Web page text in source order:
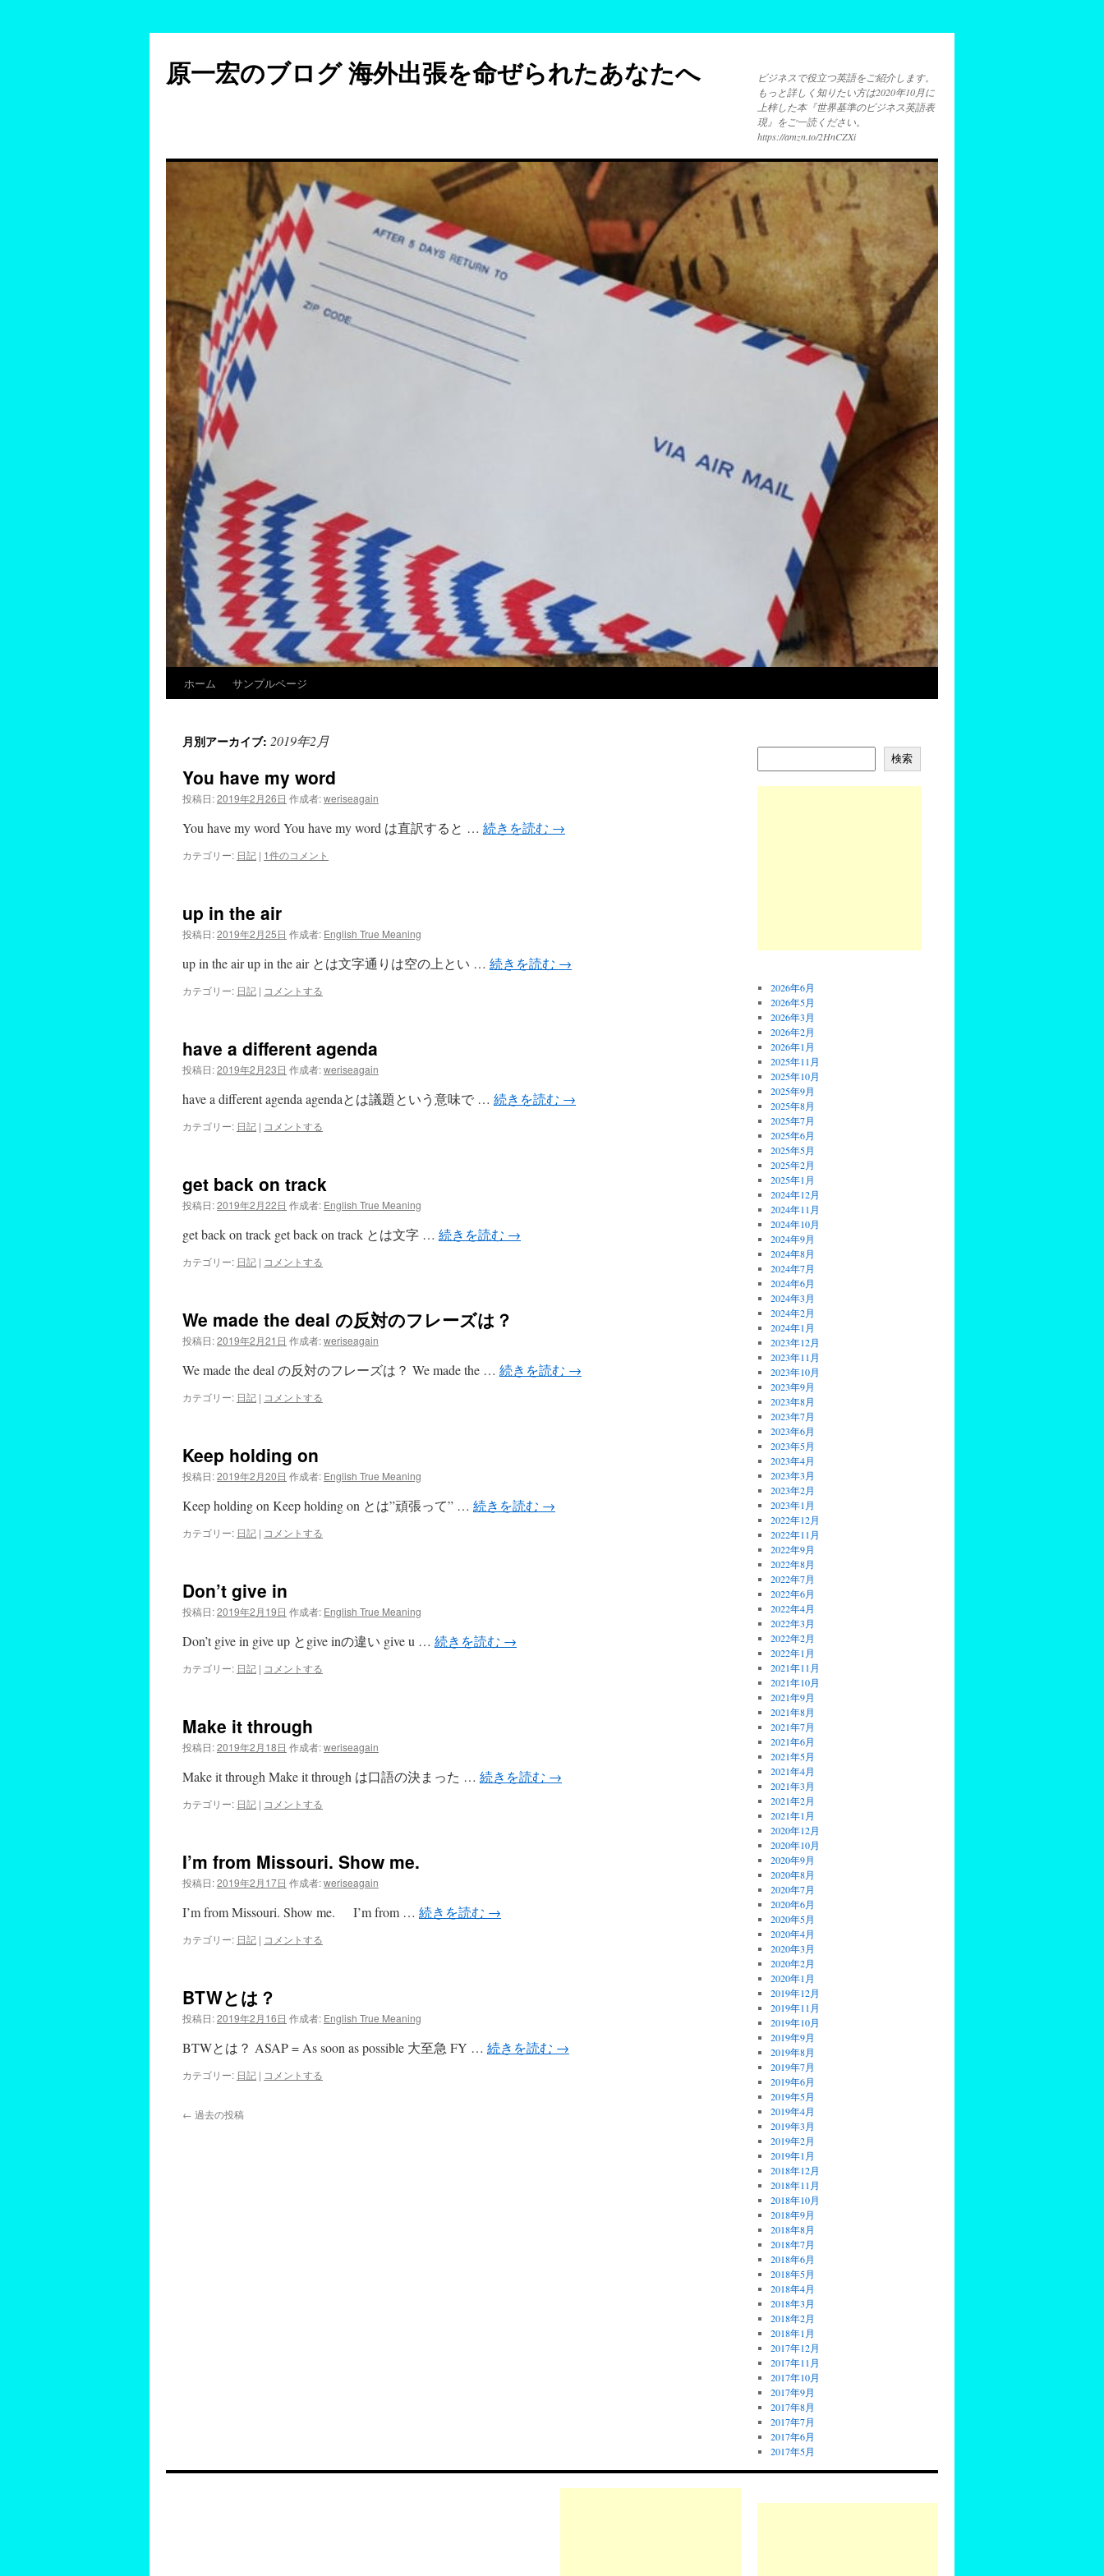
テ
ン
ッ
原一宏のブログ 海外出張を命ぜられたあなたへ
ビジネスで役立つ英語をご紹介します。
もっと詳しく知りたい方は2020年10月に
上梓した本『世界基準のビジネス英語表
現』をご一読ください。
https://amzn.to/2HnCZXi
ホーム サンプルページ
月別アーカイブ: 2019年2月
You have my word
投稿日:2019年2月26日 作成者:weriseagain
You have my word You have my word は直訳すると … 続きを読む →
カテゴリー: 日記 | 1件のコメント
up in the air
投稿日:2019年2月25日 作成者: English True Meaning
up in the air up in the air とは文字通りは空の上とい … 続きを読む →
カテゴリー: 日記 | コメントする
have a different agenda
投稿日:2019年2月23日 作成者:weriseagain
have a different agenda agendaとは議題という意味で … 続きを読む →
カテゴリー: 日記 | コメントする
get back on track
投稿日:2019年2月22日 作成者: English True Meaning
get back on track get back on track とは文字 … 続きを読む →
カテゴリー: 日記 | コメントする
We made the deal の反対のフレーズは？
投稿日:2019年2月21日 作成者:weriseagain
We made the deal の反対のフレーズは？ We made the … 続きを読む →
カテゴリー: 日記 | コメントする
Keep holding on
投稿日:2019年2月20日 作成者: English True Meaning
Keep holding on Keep holding on とは”頑張って” … 続きを読む →
カテゴリー: 日記 | コメントする
Don’t give in
投稿日:2019年2月19日 作成者: English True Meaning
Don’t give in give up とgive inの違い give u … 続きを読む →
カテゴリー: 日記 | コメントする
Make it through
投稿日:2019年2月18日 作成者:weriseagain
Make it through Make it through は口語の決まった … 続きを読む →
カテゴリー: 日記 | コメントする
I’m from Missouri. Show me.
投稿日:2019年2月17日 作成者:weriseagain
I’m from Missouri. Show me. I’m from … 続きを読む →
カテゴリー: 日記 | コメントする
BTWとは？
投稿日:2019年2月16日 作成者: English True Meaning
BTWとは？ ASAP = As soon as possible 大至急 FY … 続きを読む →
カテゴリー: 日記 | コメントする
← 過去の投稿
検索
2026年6月
2026年5月
2026年3月
2026年2月
2026年1月
2025年11月
2025年10月
2025年9月
2025年8月
2025年7月
2025年6月
2025年5月
2025年2月
2025年1月
2024年12月
2024年11月
2024年10月
2024年9月
2024年8月
2024年7月
2024年6月
2024年3月
2024年2月
2024年1月
2023年12月
2023年11月
2023年10月
2023年9月
2023年8月
2023年7月
2023年6月
2023年5月
2023年4月
2023年3月
2023年2月
2023年1月
2022年12月
2022年11月
2022年9月
2022年8月
2022年7月
2022年6月
2022年4月
2022年3月
2022年2月
2022年1月
2021年11月
2021年10月
2021年9月
2021年8月
2021年7月
2021年6月
2021年5月
2021年4月
2021年3月
2021年2月
2021年1月
2020年12月
2020年10月
2020年9月
2020年8月
2020年7月
2020年6月
2020年5月
2020年4月
2020年3月
2020年2月
2020年1月
2019年12月
2019年11月
2019年10月
2019年9月
2019年8月
2019年7月
2019年6月
2019年5月
2019年4月
2019年3月
2019年2月
2019年1月
2018年12月
2018年11月
2018年10月
2018年9月
2018年8月
2018年7月
2018年6月
2018年5月
2018年4月
2018年3月
2018年2月
2018年1月
2017年12月
2017年11月
2017年10月
2017年9月
2017年8月
2017年7月
2017年6月
2017年5月